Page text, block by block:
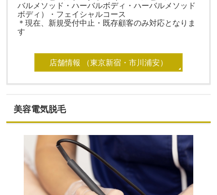
バルメソッド・ハーバルボディ・ハーバルメソッド
ボディ）・フェイシャルコース
＊現在、新規受付中止・既存顧客のみ対応となりま
す
店舗情報 （東京新宿・市川浦安）
美容電気脱毛